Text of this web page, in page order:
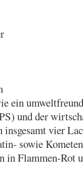
ein
und der
vier
sowie
in Flammen-Rot